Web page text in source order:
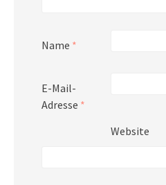
Name *
E-Mail-
Adresse *
Website